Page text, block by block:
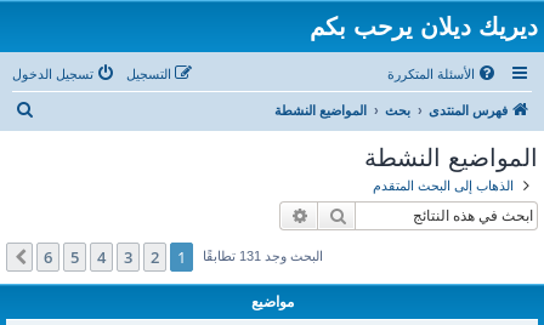
ديريك ديلان يرحب بكم
الأسئلة المتكررة تسجيل الدخول التسجيل
فهرس المنتدى بحث المواضيع النشطة
ب
المواضيع النشطة
الذهاب إلى البحث المتقدم
بحث
البحث وجد 131 تطابقًا 1
2
3
4
5
6 التالي
مواضيع